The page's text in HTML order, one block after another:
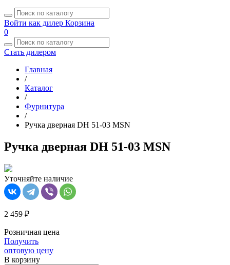
Войти как дилер Корзина
0
Стать дилером
Главная
/
Каталог
/
Фурнитура
/
Ручка дверная DH 51-03 MSN
Ручка дверная DH 51-03 MSN
Уточняйте наличие
2 459 ₽
Розничная цена
Получить
оптовую цену
В корзинy